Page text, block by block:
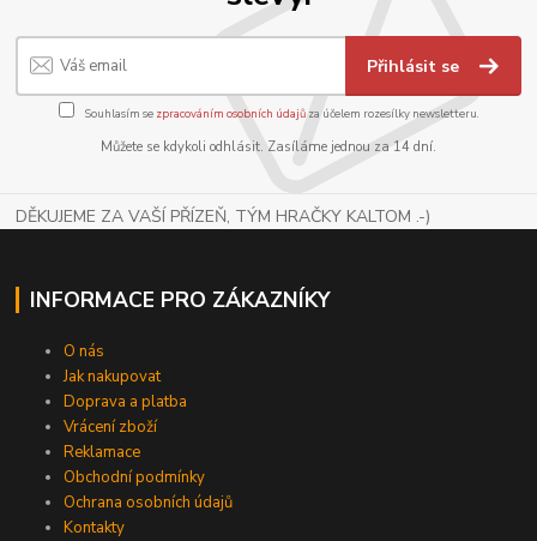
Přihlásit se
Souhlasím se zpracováním osobních údajůza účelem rozesílky newsletteru.
Můžete se kdykoli odhlásit. Zasíláme jednou za 14 dní.
DĚKUJEME ZA VAŠÍ PŘÍZEŇ, TÝM HRAČKY KALTOM .-)
INFORMACE PRO ZÁKAZNÍKY
O nás
Jak nakupovat
Doprava a platba
Vrácení zboží
Reklamace
Obchodní podmínky
Ochrana osobních údajů
Kontakty